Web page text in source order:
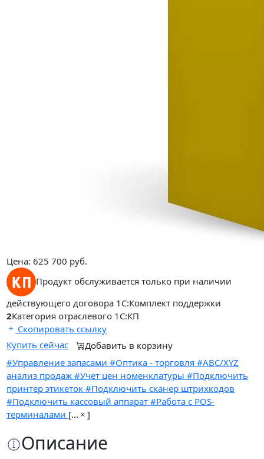
Цена:625 700 руб.
Продукт обслуживается только при наличии
действующего договора 1С:Комплект поддержки
2Категория отраслевого 1С:КП
Скопировать ссылку
Купить сейчас
Добавить в корзину
#Управление запасами#Оптика - торговля#ABC/XYZ
анализ продаж#Учет цен номенклатуры#Подключить
принтер этикеток#Подключить сканер штрихкодов
#Подключить кассовый аппарат#Работа с POS-
терминалами [... ]
Описание